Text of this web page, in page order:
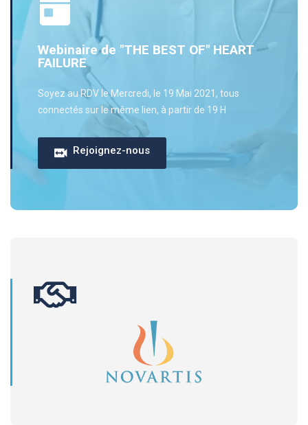
Webinaire de "THE BEST OF" HEART
FAILURE
Soyez au RDV le Mercredi, le 19 Mai 2021, tous
connectés sur le même lien, à partir de 19 H
Rejoignez-nous